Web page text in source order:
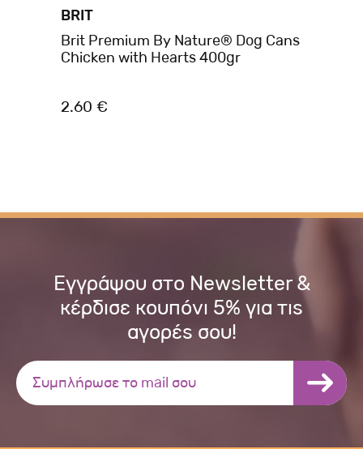
BRIT
Brit Premium By Nature® Dog Cans
Chicken with Hearts 400gr
2.60 €
Εγγράψου στο Newsletter &
κέρδισε κουπόνι 5% για τις
αγορές σου!